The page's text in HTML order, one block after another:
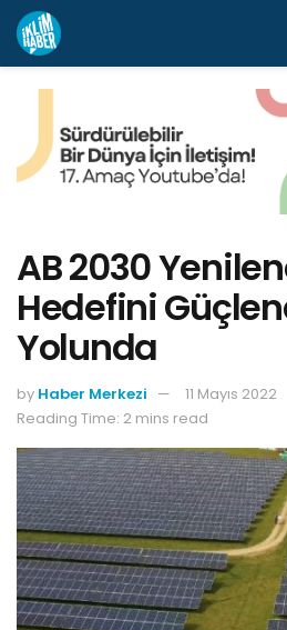
AB 2030
Hedefini
Yolunda
by Haber Merkezi
11 Mayıs 2022
Reading Time: 2 mins read